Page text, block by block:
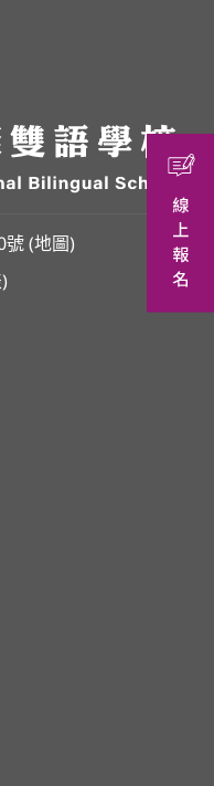
號 (地圖 )
)